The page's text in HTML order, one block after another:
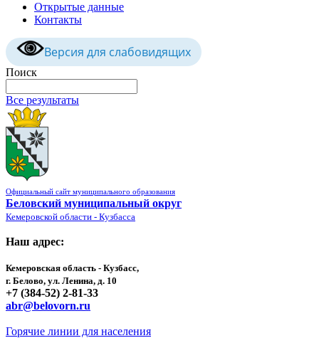
Открытые данные
Контакты
Версия для слабовидящих
Поиск
Все результаты
Официальный сайт муниципального образования
Беловский муниципальный округ
Кемеровской области - Кузбасса
Наш адрес:
Кемеровская область - Кузбасс,
г. Белово, ул. Ленина, д. 10
+7 (384-52) 2-81-33
abr@belovorn.ru
Горячие линии для населения